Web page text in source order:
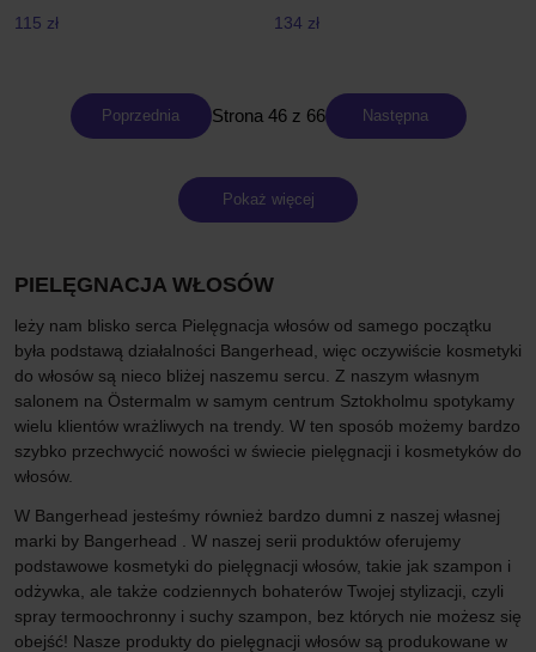
115 zł 134 zł
Poprzednia Strona 46 z 66 Następna
Pokaż więcej
PIELĘGNACJA WŁOSÓW
leży nam blisko serca Pielęgnacja włosów od samego początku
była podstawą działalności Bangerhead, więc oczywiście kosmetyki
do włosów są nieco bliżej naszemu sercu. Z naszym własnym
salonem na Östermalm w samym centrum Sztokholmu spotykamy
wielu klientów wrażliwych na trendy. W ten sposób możemy bardzo
szybko przechwycić nowości w świecie pielęgnacji i kosmetyków do
włosów.
W Bangerhead jesteśmy również bardzo dumni z naszej własnej
marki by Bangerhead . W naszej serii produktów oferujemy
podstawowe kosmetyki do pielęgnacji włosów, takie jak szampon i
odżywka, ale także codziennych bohaterów Twojej stylizacji, czyli
spray termoochronny i suchy szampon, bez których nie możesz się
obejść! Nasze produkty do pielęgnacji włosów są produkowane w